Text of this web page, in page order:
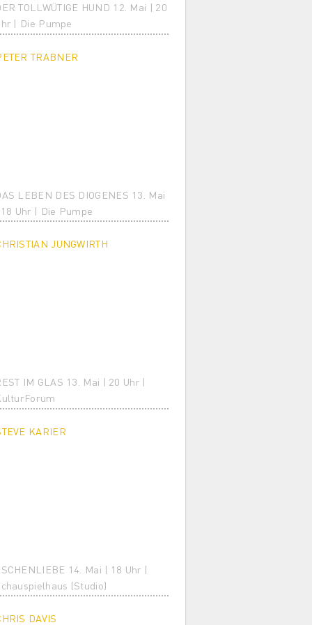
TOLLWÜTIGE HUND 12. Mai | 20
| Die Pumpe
TRABNER
LEBEN DES DIOGENES 13. Mai
Uhr | Die Pumpe
JUNGWIRTH
IM GLAS 13. Mai | 20 Uhr |
KARIER
14. Mai | 18 Uhr |
(Studio)
DAVIS